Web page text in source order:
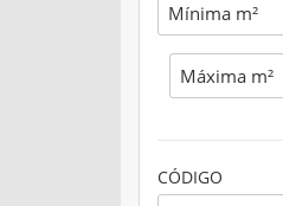
CÓDIGO